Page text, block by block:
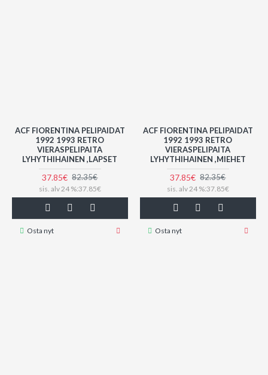
ACF FIORENTINA PELIPAIDAT
1992 1993 RETRO
VIERASPELIPAITA
LYHYTHIHAINEN ,LAPSET
37.85€ 82.35€
sis. alv 24 %:37.85€
Osta nyt
ACF FIORENTINA PELIPAIDAT
1992 1993 RETRO
VIERASPELIPAITA
LYHYTHIHAINEN ,MIEHET
37.85€ 82.35€
sis. alv 24 %:37.85€
Osta nyt